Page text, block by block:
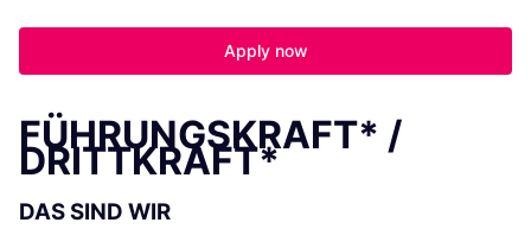
Apply now
FÜHRUNGSKRAFT* /
DRITTKRAFT*
DAS SIND WIR